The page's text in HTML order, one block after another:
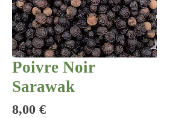
Poivre Noir
Sarawak
8,00 €Prix